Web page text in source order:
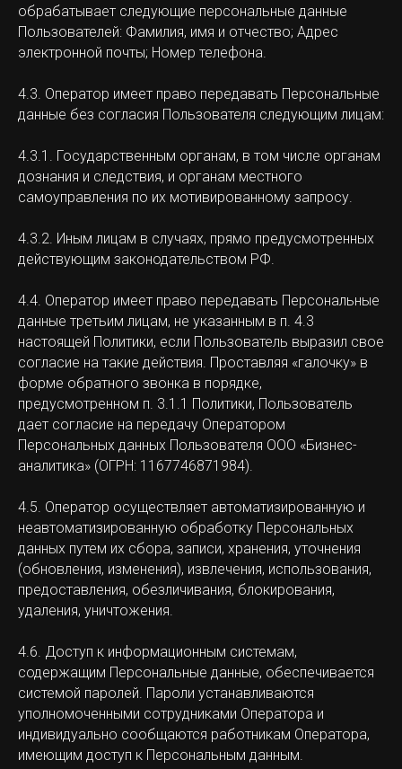
обрабатывает следующие персональные данные
Пользователей: Фамилия, имя и отчество; Адрес
электронной почты; Номер телефона.
4.3. Оператор имеет право передавать Персональные
данные без согласия Пользователя следующим лицам:
4.3.1. Государственным органам, в том числе органам
дознания и следствия, и органам местного
самоуправления по их мотивированному запросу.
4.3.2. Иным лицам в случаях, прямо предусмотренных
действующим законодательством РФ.
4.4. Оператор имеет право передавать Персональные
данные третьим лицам, не указанным в п. 4.3
настоящей Политики, если Пользователь выразил свое
согласие на такие действия. Проставляя «галочку» в
форме обратного звонка в порядке,
предусмотренном п. 3.1.1 Политики, Пользователь
дает согласие на передачу Оператором
Персональных данных Пользователя ООО «Бизнес-
аналитика» (ОГРН: 1167746871984).
4.5. Оператор осуществляет автоматизированную и
неавтоматизированную обработку Персональных
данных путем их сбора, записи, хранения, уточнения
(обновления, изменения), извлечения, использования,
предоставления, обезличивания, блокирования,
удаления, уничтожения.
4.6. Доступ к информационным системам,
содержащим Персональные данные, обеспечивается
системой паролей. Пароли устанавливаются
уполномоченными сотрудниками Оператора и
индивидуально сообщаются работникам Оператора,
имеющим доступ к Персональным данным.